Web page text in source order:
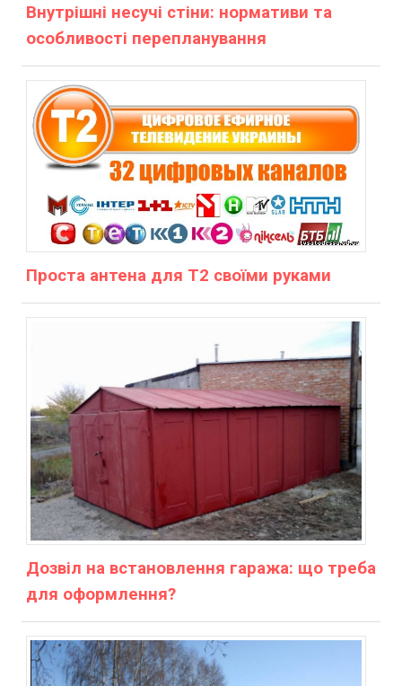
Внутрішні несучі стіни: нормативи та
особливості перепланування
Проста антена для Т2 своїми руками
Дозвіл на встановлення гаража: що треба
для оформлення?